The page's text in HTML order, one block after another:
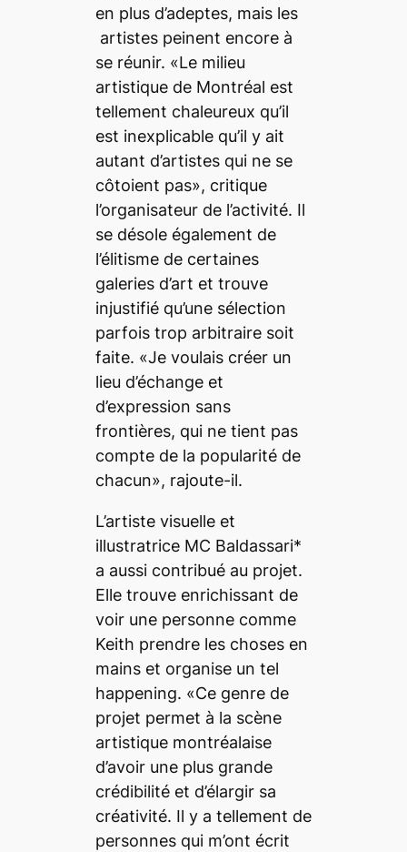
en plus d’adeptes, mais les
artistes peinent encore à
se réunir. «Le milieu
artistique de Montréal est
tellement chaleureux qu’il
est inexplicable qu’il y ait
autant d’artistes qui ne se
côtoient pas», critique
l’organisateur de l’activité. Il
se désole également de
l’élitisme de certaines
galeries d’art et trouve
injustifié qu’une sélection
parfois trop arbitraire soit
faite. «Je voulais créer un
lieu d’échange et
d’expression sans
frontières, qui ne tient pas
compte de la popularité de
chacun», rajoute-il.
L’artiste visuelle et
illustratrice MC Baldassari*
a aussi contribué au projet.
Elle trouve enrichissant de
voir une personne comme
Keith prendre les choses en
mains et organise un tel
happening. «Ce genre de
projet permet à la scène
artistique montréalaise
d’avoir une plus grande
crédibilité et d’élargir sa
créativité. Il y a tellement de
personnes qui m’ont écrit